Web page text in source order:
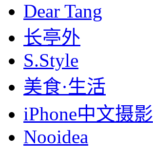
Dear Tang
长亭外
S.Style
美食·生活
iPhone中文摄影
Nooidea